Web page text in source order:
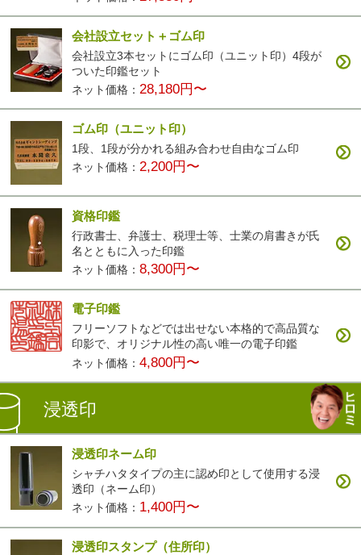
会社設立セット＋ゴム印
会社設立3本セットにゴム印（ユニット印）4段が
ついた印鑑セット
ネット価格： 28,180円〜
ゴム印（ユニット印）
1段、1段が分かれる組み合わせ自由なゴム印
ネット価格：2,200円〜
資格印鑑
行政書士、弁護士、税理士等、士業の肩書きが氏
名とともに入った印鑑
ネット価格：8,300円〜
電子印鑑
フリーソフトなどでは出せない本格的で高品質な
印影で、オリジナル性の高い唯一の電子印鑑
ネット価格：4,800円〜
浸透印
浸透印ネーム印
シャチハタタイプの主に認め印として使用する浸
透印（ネーム印）
ネット価格： 1,400円〜
浸透印スタンプ（住所印）